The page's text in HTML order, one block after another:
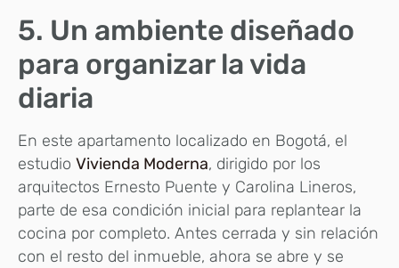
5. Un ambiente diseñado
para organizar la vida
diaria
En este apartamento localizado en Bogotá, el
estudio Vivienda Moderna, dirigido por los
arquitectos Ernesto Puente y Carolina Lineros,
parte de esa condición inicial para replantear la
cocina por completo. Antes cerrada y sin relación
con el resto del inmueble, ahora se abre y se